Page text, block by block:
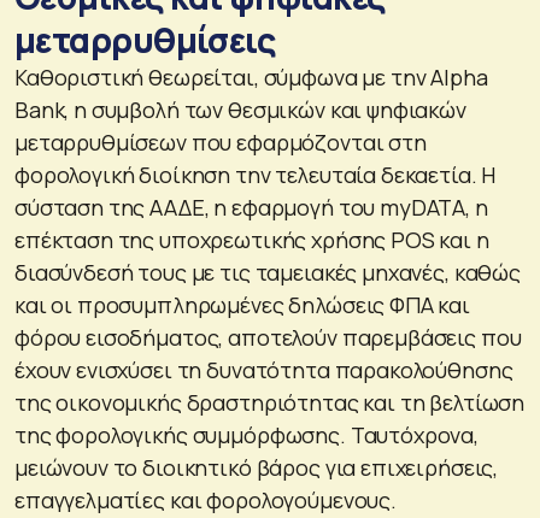
μεταρρυθμίσεις
Καθοριστική θεωρείται, σύμφωνα με την Alpha
Bank, η συμβολή των θεσμικών και ψηφιακών
μεταρρυθμίσεων που εφαρμόζονται στη
φορολογική διοίκηση την τελευταία δεκαετία. Η
σύσταση της ΑΑΔΕ, η εφαρμογή του myDATA, η
επέκταση της υποχρεωτικής χρήσης POS και η
διασύνδεσή τους με τις ταμειακές μηχανές, καθώς
και οι προσυμπληρωμένες δηλώσεις ΦΠΑ και
φόρου εισοδήματος, αποτελούν παρεμβάσεις που
έχουν ενισχύσει τη δυνατότητα παρακολούθησης
της οικονομικής δραστηριότητας και τη βελτίωση
της φορολογικής συμμόρφωσης. Ταυτόχρονα,
μειώνουν το διοικητικό βάρος για επιχειρήσεις,
επαγγελματίες και φορολογούμενους.